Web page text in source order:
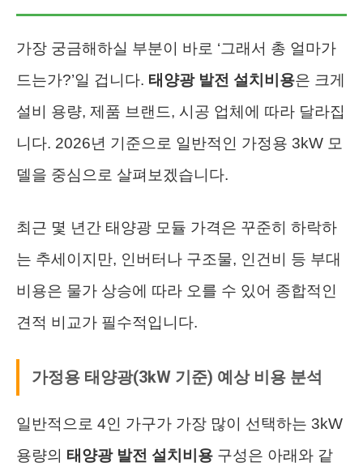
가장 궁금해하실 부분이 바로 ‘그래서 총 얼마가
드는가?’일 겁니다. 태양광 발전 설치비용은 크게
설비 용량, 제품 브랜드, 시공 업체에 따라 달라집
니다. 2026년 기준으로 일반적인 가정용 3kW 모
델을 중심으로 살펴보겠습니다.
최근 몇 년간 태양광 모듈 가격은 꾸준히 하락하
는 추세이지만, 인버터나 구조물, 인건비 등 부대
비용은 물가 상승에 따라 오를 수 있어 종합적인
견적 비교가 필수적입니다.
가정용 태양광(3kW 기준) 예상 비용 분석
일반적으로 4인 가구가 가장 많이 선택하는 3kW
용량의 태양광 발전 설치비용 구성은 아래와 같